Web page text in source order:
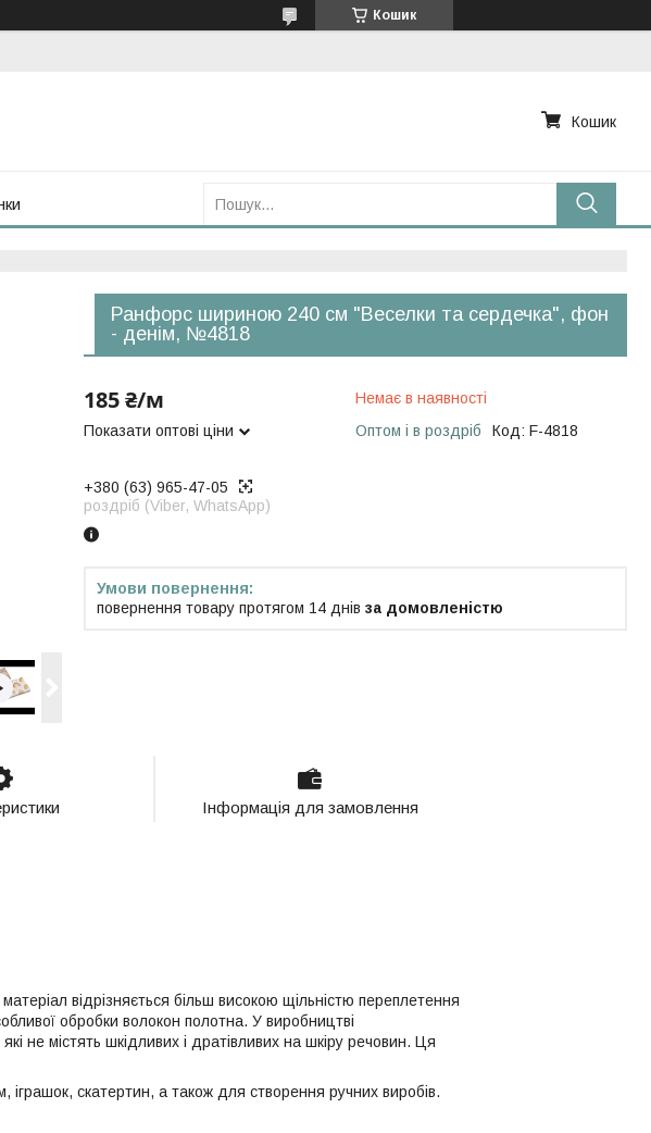
Кошик
Кошик
Ранфорс шириною 240 см "Веселки та сердечка", фон
- денім, №4818
185 ₴/м
Показати оптові ціни
Немає в наявності
Оптом і в роздріб
Код: F-4818
+380 (63) 965-47-05
роздріб (Viber, WhatsApp)
повернення товару протягом 14 днів за домовленістю
Інформація для замовлення
відрізняється більш високою щільністю переплетення
обробки волокон полотна. У виробництві
не містять шкідливих і дратівливих на шкіру речовин. Ця
скатертин, а також для створення ручних виробів.